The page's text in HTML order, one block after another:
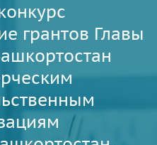
грантов Главы